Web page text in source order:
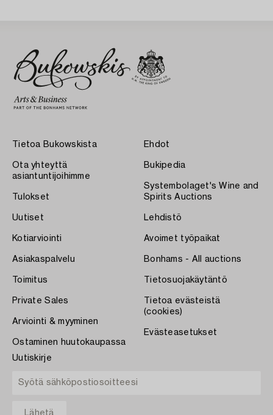
Tietoa Bukowskista
Ota yhteyttä
asiantuntijoihimme
Tulokset
Uutiset
Kotiarviointi
Asiakaspalvelu
Toimitus
Private Sales
Arviointi & myyminen
Ostaminen huutokaupassa
Ehdot
Bukipedia
Systembolaget's Wine and
Spirits Auctions
Lehdistö
Avoimet työpaikat
Bonhams - All auctions
Tietosuojakäytäntö
Tietoa evästeistä
(cookies)
Evästeasetukset
Uutiskirje